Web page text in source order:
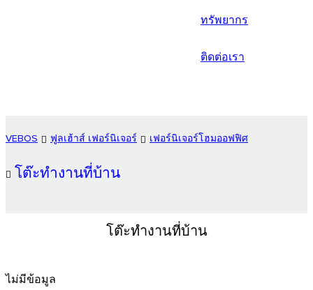
ทรัพยากร
ติดต่อเรา
VEBOS ฟูลเฮ้าส์ เฟอร์นิเจอร์ เฟอร์นิเจอร์โฮมออฟฟิศ
โต๊ะทำงานที่บ้าน
โต๊ะทำงานที่บ้าน
ไม่มีข้อมูล